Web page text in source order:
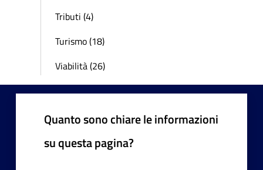
Tributi (4)
Turismo (18)
Viabilità (26)
Quanto sono chiare le informazioni
su questa pagina?